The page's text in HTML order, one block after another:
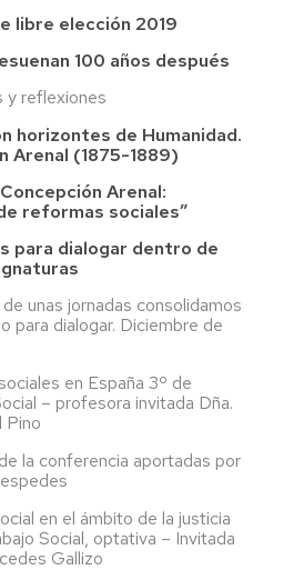
libre elección 2019
100 años después
y reflexiones
horizontes de Humanidad.
Arenal (1875-1889)
Arenal:
reformas sociales”
para dialogar dentro de
unas jornadas consolidamos
para dialogar. Diciembre de
en España 3º de
– profesora invitada Dña.
Pino
la conferencia aportadas por
en el ámbito de la justicia
Social, optativa – Invitada
Gallizo